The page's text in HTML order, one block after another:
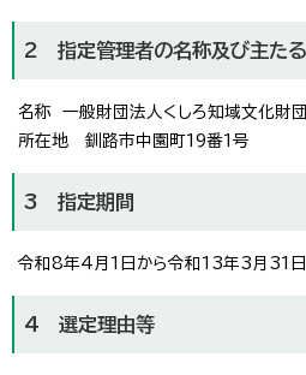
2 指定管理者の名称及び主た
名称 一般財団法人くしろ知域文化財団
所在地 釧路市中園町19番1号
3 指定期間
令和8年4月1日から令和13年3月31
4 選定理由等